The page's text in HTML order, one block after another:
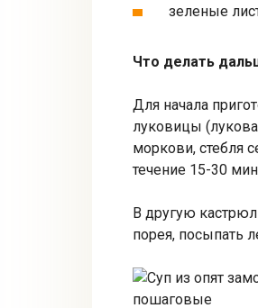
зеленые
Что делать
Для начала
луковицы
моркови, стебля
течение 15-30
В другую
порея, посыпать